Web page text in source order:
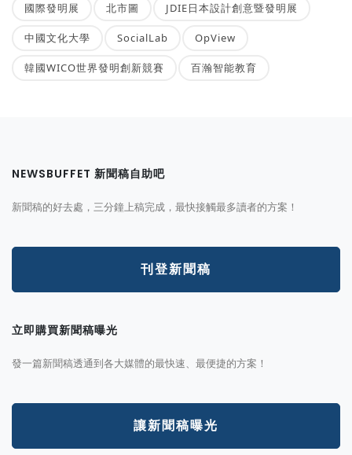
國際發明展 北市圖 JDIE日本設計創意暨發明展
中國文化大學 SocialLab OpView
韓國WICO世界發明創新競賽 百瀚智能教育
NEWSBUFFET 新聞稿自助吧
新聞稿的好去處，三分鐘上稿完成，最快接觸最多讀者的方案！
刊登新聞稿
立即購買新聞稿曝光
發一篇新聞稿透通到各大媒體的最快速、最便捷的方案！
讓新聞稿曝光